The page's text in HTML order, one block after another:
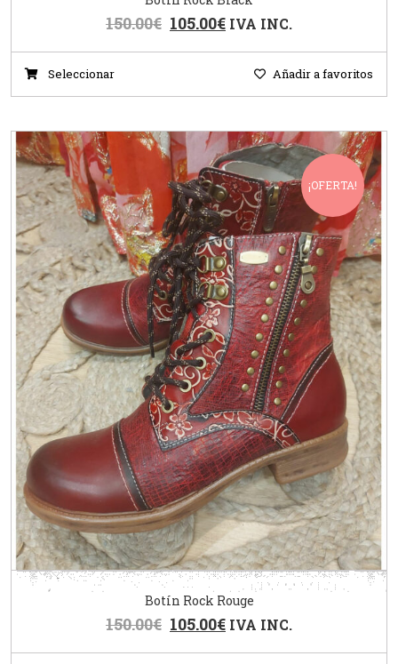
150.00€ 105.00€ IVA INC.
Seleccionar Añadir a favoritos
¡OFERTA!
Botín Rock Rouge
150.00€ 105.00€ IVA INC.